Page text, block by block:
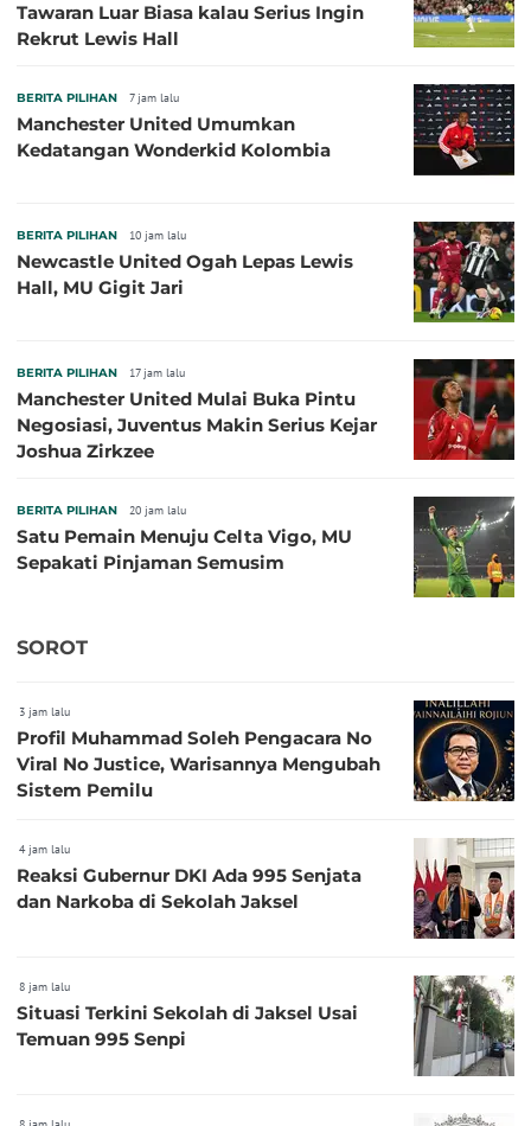
Tawaran Luar Biasa kalau Serius Ingin
Rekrut Lewis Hall
BERITA PILIHAN 7 jam lalu
Manchester United Umumkan
Kedatangan Wonderkid Kolombia
BERITA PILIHAN 10 jam lalu
Newcastle United Ogah Lepas Lewis
Hall, MU Gigit Jari
BERITA PILIHAN 17 jam lalu
Manchester United Mulai Buka Pintu
Negosiasi, Juventus Makin Serius Kejar
Joshua Zirkzee
BERITA PILIHAN 20 jam lalu
Satu Pemain Menuju Celta Vigo, MU
Sepakati Pinjaman Semusim
SOROT
3 jam lalu
Profil Muhammad Soleh Pengacara No
Viral No Justice, Warisannya Mengubah
Sistem Pemilu
4 jam lalu
Reaksi Gubernur DKI Ada 995 Senjata
dan Narkoba di Sekolah Jaksel
8 jam lalu
Situasi Terkini Sekolah di Jaksel Usai
Temuan 995 Senpi